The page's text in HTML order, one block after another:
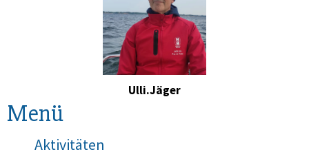
Ulli.Jäger
Menü
Aktivitäten